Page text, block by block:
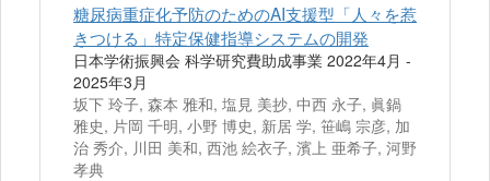
糖尿病重症化予防のためのAI支援型「人々を惹
きつける」特定保健指導システムの開発
日本学術振興会 科学研究費助成事業 2022年4月 -
2025年3月
坂下 玲子, 森本 雅和, 塩見 美抄, 中西 永子, 眞鍋
雅史, 片岡 千明, 小野 博史, 新居 学, 笹嶋 宗彦, 加
治 秀介, 川田 美和, 西池 絵衣子, 濱上 亜希子, 河野
孝典